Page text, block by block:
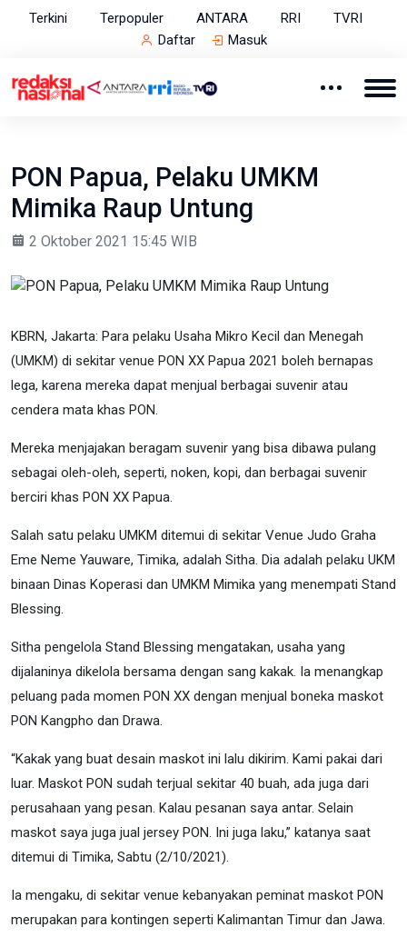
Terkini Terpopuler ANTARA RRI
TVRI
Daftar
Masuk
PON Papua, Pelaku UMKM
Mimika Raup Untung
2 Oktober 2021 15:45 WIB
KBRN, Jakarta: Para pelaku Usaha Mikro Kecil dan Menegah
(UMKM) di sekitar venue PON XX Papua 2021 boleh bernapas
lega, karena mereka dapat menjual berbagai suvenir atau
cendera mata khas PON.
Mereka menjajakan beragam suvenir yang bisa dibawa pulang
sebagai oleh-oleh, seperti, noken, kopi, dan berbagai suvenir
berciri khas PON XX Papua.
Salah satu pelaku UMKM ditemui di sekitar Venue Judo Graha
Eme Neme Yauware, Timika, adalah Sitha. Dia adalah pelaku UKM
binaan Dinas Koperasi dan UMKM Mimika yang menempati Stand
Blessing.
Sitha pengelola Stand Blessing mengatakan, usaha yang
dijalaninya dikelola bersama dengan sang kakak. Ia menangkap
peluang pada momen PON XX dengan menjual boneka maskot
PON Kangpho dan Drawa.
“Kakak yang buat desain maskot ini lalu dikirim. Kami pakai dari
luar. Maskot PON sudah terjual sekitar 40 buah, ada juga dari
perusahaan yang pesan. Kalau pesanan saya antar. Selain
maskot saya juga jual jersey PON. Ini juga laku,” katanya saat
ditemui di Timika, Sabtu (2/10/2021).
Ia mengaku, di sekitar venue kebanyakan peminat maskot PON
merupakan para kontingen seperti Kalimantan Timur dan Jawa.